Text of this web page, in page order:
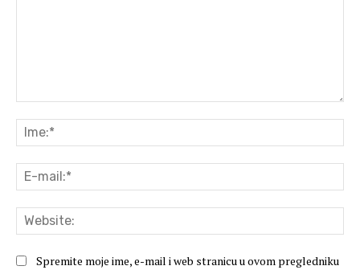
Spremite moje ime, e-mail i web stranicu u ovom pregledniku